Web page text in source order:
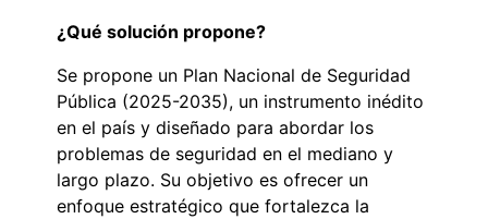
¿Qué solución propone?
Se propone un Plan Nacional de Seguridad
Pública (2025-2035), un instrumento inédito
en el país y diseñado para abordar los
problemas de seguridad en el mediano y
largo plazo. Su objetivo es ofrecer un
enfoque estratégico que fortalezca la